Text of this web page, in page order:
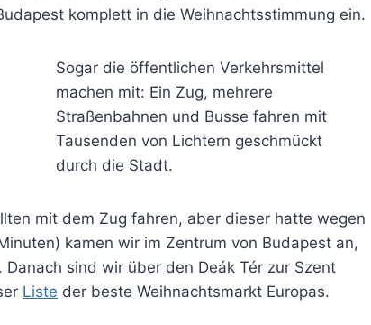
komplett in die Weihnachtsstimmung ein.
Sogar die öffentlichen Verkehrsmittel
machen mit: Ein Zug, mehrere
Straßenbahnen und Busse fahren mit
Tausenden von Lichtern geschmückt
durch die Stadt.
mit dem Zug fahren, aber dieser hatte wegen
kamen wir im Zentrum von Budapest an,
sind wir über den Deák Tér zur Szent
Liste der beste Weihnachtsmarkt Europas.